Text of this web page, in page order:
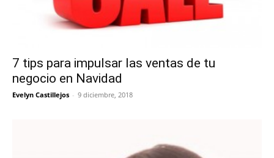
7 tips para impulsar las ventas de tu
negocio en Navidad
Evelyn Castillejos - 9 diciembre, 2018